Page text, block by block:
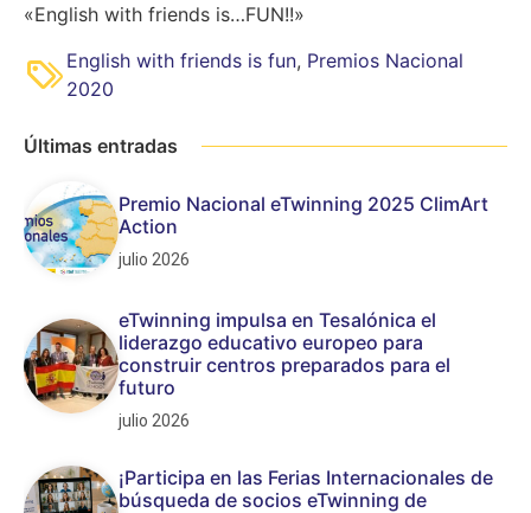
«English with friends is…FUN!!»
English with friends is fun, Premios Nacional
2020
Últimas entradas
Premio Nacional eTwinning 2025 ClimArt
Action
julio 2026
eTwinning impulsa en Tesalónica el
liderazgo educativo europeo para
construir centros preparados para el
futuro
julio 2026
¡Participa en las Ferias Internacionales de
búsqueda de socios eTwinning de